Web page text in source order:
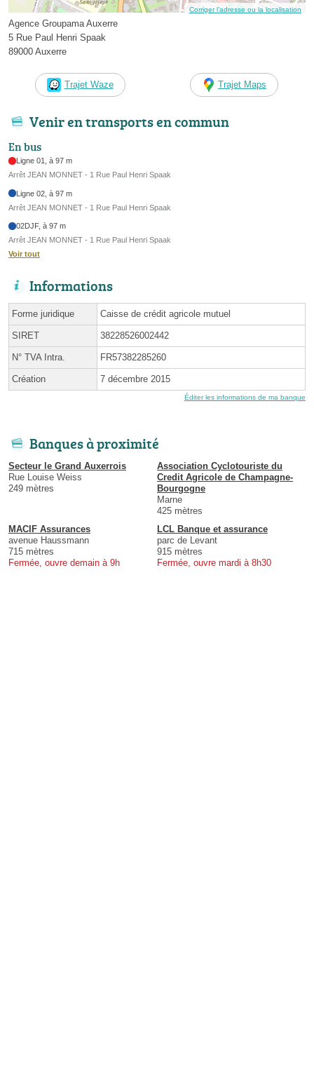
Corriger l’adresse ou la localisation
Agence Groupama Auxerre
5 Rue Paul Henri Spaak
89000 Auxerre
Trajet Waze Trajet Maps
Venir en transports en commun
En bus
Ligne 01, à 97 m
Arrêt JEAN MONNET - 1 Rue Paul Henri Spaak
Ligne 02, à 97 m
Arrêt JEAN MONNET - 1 Rue Paul Henri Spaak
02DJF, à 97 m
Arrêt JEAN MONNET - 1 Rue Paul Henri Spaak
Voir tout
Informations
Forme juridique Caisse de crédit agricole mutuel
SIRET 38228526002442
N° TVA Intra. FR57382285260
Création 7 décembre 2015
Éditer les informations de ma banque
Banques à proximité
Secteur le Grand Auxerrois
Rue Louise Weiss
249 mètres
Association Cyclotouriste du
Credit Agricole de Champagne-
Bourgogne
Marne
425 mètres
MACIF Assurances
avenue Haussmann
715 mètres
Fermée, ouvre demain à 9h
LCL Banque et assurance
parc de Levant
915 mètres
Fermée, ouvre mardi à 8h30